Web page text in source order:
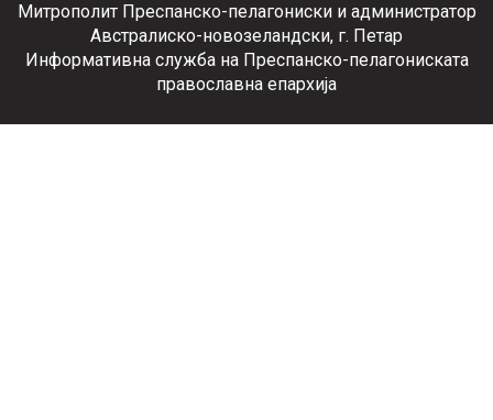
Митрополит Преспанско-пелагониски и администратор
Австралиско-новозеландски, г. Петар
Информативна служба на Преспанско-пелагониската
православна епархија